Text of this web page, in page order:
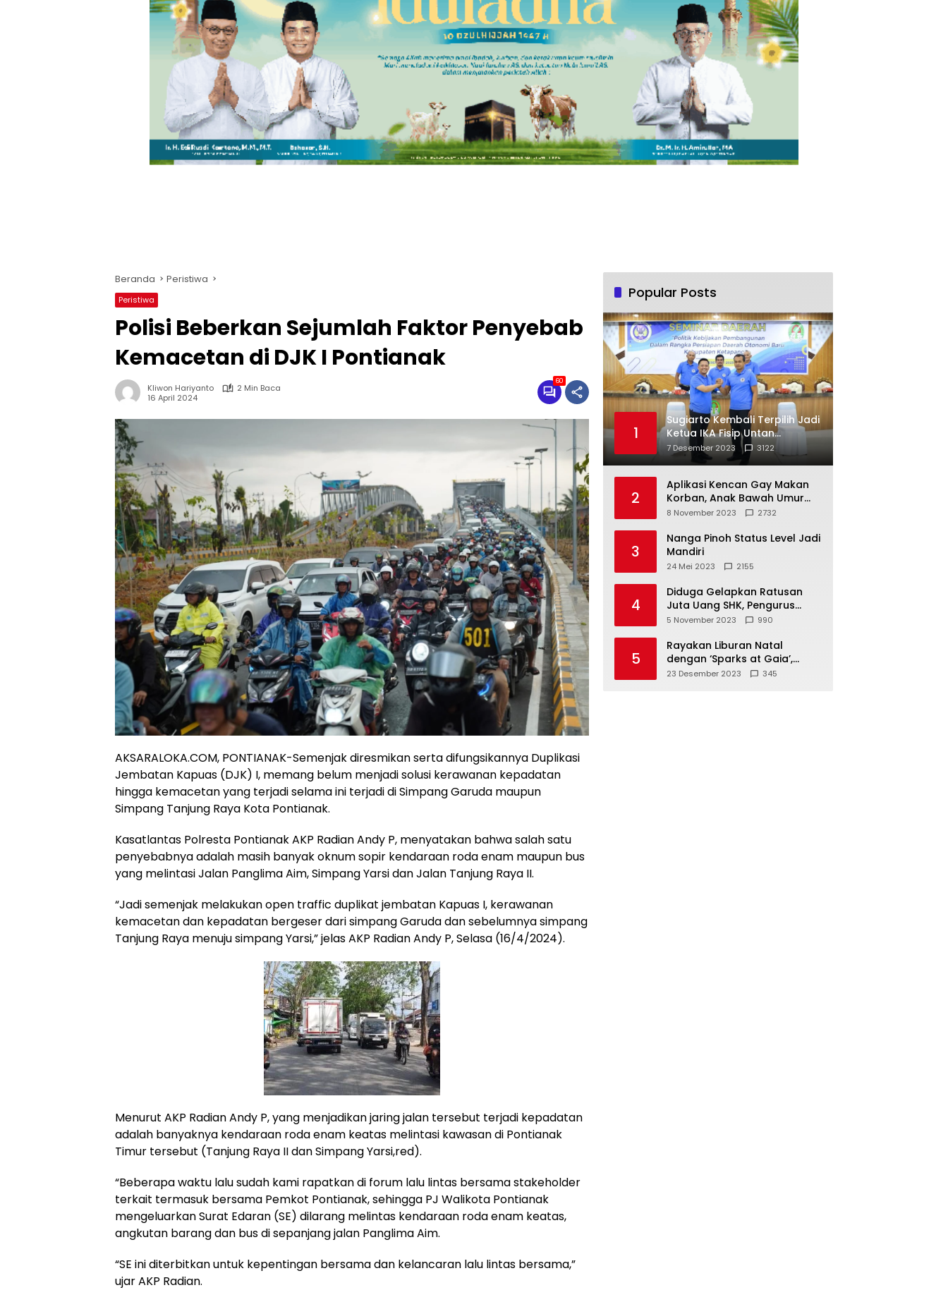
Beranda Peristiwa
Peristiwa
Polisi Beberkan Sejumlah Faktor Penyebab
Kemacetan di DJK I Pontianak
Kliwon Hariyanto
2 Min Baca
16 April 2024
60
AKSARALOKA.COM, PONTIANAK-Semenjak diresmikan serta difungsikannya Duplikasi
Jembatan Kapuas (DJK) I, memang belum menjadi solusi kerawanan kepadatan
hingga kemacetan yang terjadi selama ini terjadi di Simpang Garuda maupun
Simpang Tanjung Raya Kota Pontianak.
Kasatlantas Polresta Pontianak AKP Radian Andy P, menyatakan bahwa salah satu
penyebabnya adalah masih banyak oknum sopir kendaraan roda enam maupun bus
yang melintasi Jalan Panglima Aim, Simpang Yarsi dan Jalan Tanjung Raya II.
“Jadi semenjak melakukan open traffic duplikat jembatan Kapuas I, kerawanan
kemacetan dan kepadatan bergeser dari simpang Garuda dan sebelumnya simpang
Tanjung Raya menuju simpang Yarsi,” jelas AKP Radian Andy P, Selasa (16/4/2024).
Menurut AKP Radian Andy P, yang menjadikan jaring jalan tersebut terjadi kepadatan
adalah banyaknya kendaraan roda enam keatas melintasi kawasan di Pontianak
Timur tersebut (Tanjung Raya II dan Simpang Yarsi,red).
“Beberapa waktu lalu sudah kami rapatkan di forum lalu lintas bersama stakeholder
terkait termasuk bersama Pemkot Pontianak, sehingga PJ Walikota Pontianak
mengeluarkan Surat Edaran (SE) dilarang melintas kendaraan roda enam keatas,
angkutan barang dan bus di sepanjang jalan Panglima Aim.
“SE ini diterbitkan untuk kepentingan bersama dan kelancaran lalu lintas bersama,”
ujar AKP Radian.
Popular Posts
1
Sugiarto Kembali Terpilih Jadi
Ketua IKA Fisip Untan
Ketapang
7 Desember 2023 3122
2
Aplikasi Kencan Gay Makan
Korban, Anak Bawah Umur
Jadi Korban Persetubuhan
8 November 2023 2732
3
Nanga Pinoh Status Level Jadi
Mandiri
24 Mei 2023 2155
4
Diduga Gelapkan Ratusan
Juta Uang SHK, Pengurus
Koperasi SUB Dilaporkan ke
5 November 2023 990
5
Rayakan Liburan Natal
dengan ‘Sparks at Gaia’,
Sajikan Tempat Foto Estetik
23 Desember 2023 345